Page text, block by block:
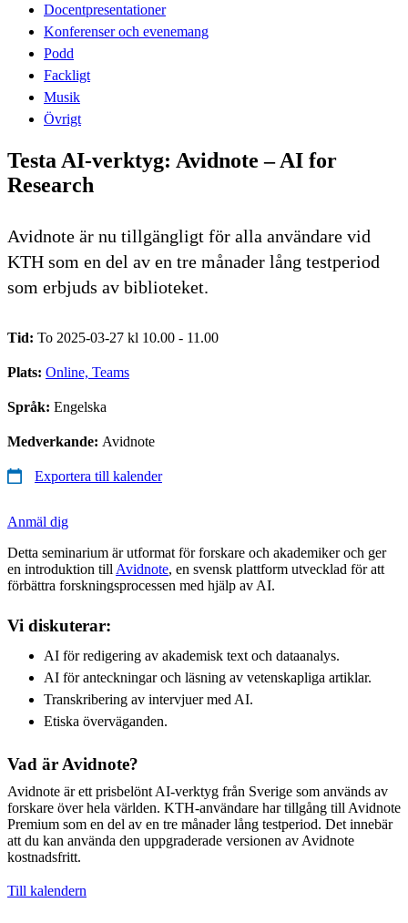
Docentpresentationer
Konferenser och evenemang
Podd
Fackligt
Musik
Övrigt
Testa AI-verktyg: Avidnote – AI for
Research
Avidnote är nu tillgängligt för alla användare vid
KTH som en del av en tre månader lång testperiod
som erbjuds av biblioteket.
Tid: To 2025-03-27 kl 10.00 - 11.00
Plats: Online, Teams
Språk: Engelska
Medverkande: Avidnote
Exportera till kalender
Anmäl dig
Detta seminarium är utformat för forskare och akademiker och ger
en introduktion till Avidnote, en svensk plattform utvecklad för att
förbättra forskningsprocessen med hjälp av AI.
Vi diskuterar:
AI för redigering av akademisk text och dataanalys.
AI för anteckningar och läsning av vetenskapliga artiklar.
Transkribering av intervjuer med AI.
Etiska överväganden.
Vad är Avidnote?
Avidnote är ett prisbelönt AI-verktyg från Sverige som används av
forskare över hela världen. KTH-användare har tillgång till Avidnote
Premium som en del av en tre månader lång testperiod. Det innebär
att du kan använda den uppgraderade versionen av Avidnote
kostnadsfritt.
Till kalendern